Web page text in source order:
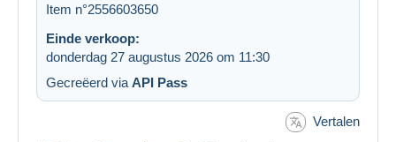
Item n°2556603650
Einde verkoop:
donderdag 27 augustus 2026 om 11:30
Gecreëerd via API Pass
Vertalen